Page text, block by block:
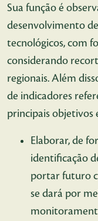
Sua função é
desenvolvimento
tecnológicos, com
considerando
regionais. Além
de indicadores
principais objetivos
Elaborar, de
identificação
portar futuro
se dará por